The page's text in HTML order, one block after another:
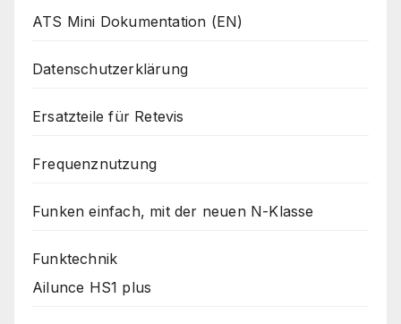
ATS Mini Dokumentation (EN)
Datenschutzerklärung
Ersatzteile für Retevis
Frequenznutzung
Funken einfach, mit der neuen N-Klasse
Funktechnik
Ailunce HS1 plus